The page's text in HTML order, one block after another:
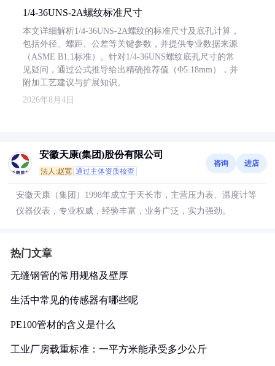
1/4-36UNS-2A螺纹标准尺寸
本文详细解析1/4-36UNS-2A螺纹的标准尺寸及底孔计算，
包括外径、螺距、公差等关键参数，并提供专业数据来源
（ASME B1.1标准）。针对1/4-36UNS螺纹底孔尺寸的常
见疑问，通过公式推导给出精确推荐值（Φ5.18mm），并
附加工艺建议与扩展知识。
2026年8月4日
安徽天康(集团)股份有限公司
法人:赵宽 通过主体资质核查
咨询 进店
安徽天康（集团）1998年成立于天长市，主营压力表、温度计等
仪器仪表，专业权威，经验丰富，业务广泛，实力强劲。
热门文章
无缝钢管的常用规格及壁厚
生活中常见的传感器有哪些呢
PE100管材的含义是什么
工业厂房载重标准：一平方米能承受多少公斤